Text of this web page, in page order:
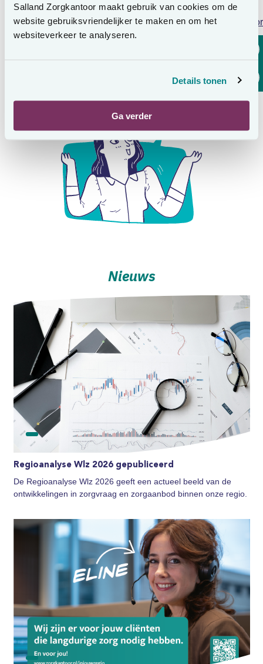
Salland Zorgkantoor maakt gebruik van cookies om de
website gebruiksvriendelijker te maken en om het
websiteverkeer te analyseren.
Details tonen
Ga verder
Lees voor
Niet gevonden wat u zocht?
Neem gerust contact met ons op.
Bel 0570 68 74 41
Nieuws
Regioanalyse Wlz 2026 gepubliceerd
De Regioanalyse Wlz 2026 geeft een actueel beeld van de
ontwikkelingen in zorgvraag en zorgaanbod binnen onze regio.